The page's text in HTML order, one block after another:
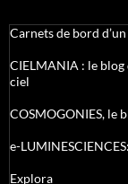
Carnets de bord
CIELMANIA : le
ciel
COSMOGONIES, le
e-
Explora